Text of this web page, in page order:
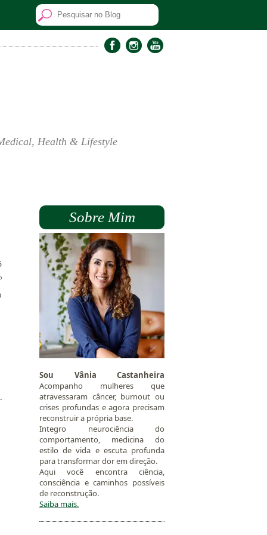
Health & Lifestyle
Sobre Mim
Sou Vânia Castanheira
Acompanho mulheres que
atravessaram câncer, burnout ou
crises profundas e agora precisam
reconstruir a própria base.
Integro neurociência do
comportamento, medicina do
estilo de vida e escuta profunda
para transformar dor em direção.
Aqui você encontra ciência,
consciência e caminhos possíveis
de reconstrução.
Saiba mais.